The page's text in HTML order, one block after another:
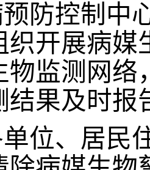
防控制中
织开展病媒
物监测网络
结果及时报
位、居民